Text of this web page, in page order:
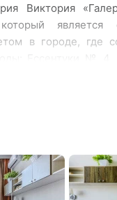
Виктория
который
в городе, где
Виктория
деревьев и
отеля -
прогулочные